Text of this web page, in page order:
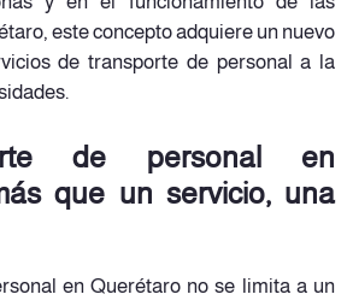
este concepto adquiere un nuevo
de transporte de personal a la
de personal en
que un servicio, una
en Querétaro no se limita a un